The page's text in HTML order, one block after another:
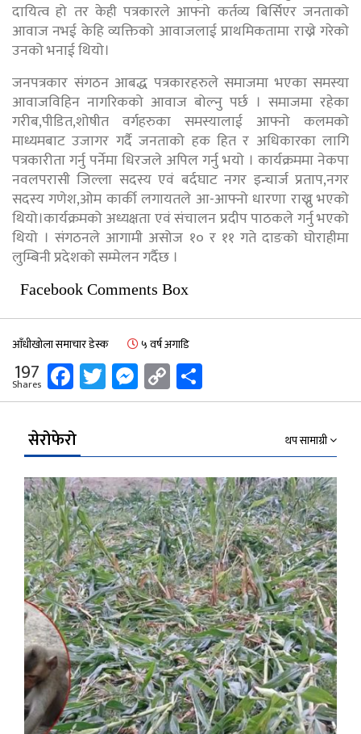
दायित्व हो तर केही पत्रकारले आफ्नो कर्तव्य बिर्सिएर जनताको
आवाज नभई केहि व्यक्तिको आवाजलाई प्राथमिकतामा राख्ने गरेको
उनको भनाई थियो।
जनपत्रकार संगठन आबद्ध पत्रकारहरुले समाजमा भएका समस्या
आवाजविहिन नागरिकको आवाज बोल्नु पर्छ । समाजमा रहेका
गरीब,पीडित,शोषीत वर्गहरुका समस्यालाई आफ्नो कलमको
माध्यमबाट उजागर गर्दै जनताको हक हित र अधिकारका लागि
पत्रकारीता गर्नु पर्नेमा धिरजले अपिल गर्नु भयो । कार्यक्रममा नेकपा
नवलपरासी जिल्ला सदस्य एवं बर्दघाट नगर इन्चार्ज प्रताप,नगर
सदस्य गणेश,ओम कार्की लगायतले आ-आफ्नो धारणा राख्नु भएको
थियो।कार्यक्रमको अध्यक्षता एवं संचालन प्रदीप पाठकले गर्नु भएको
थियो । संगठनले आगामी असोज १० र ११ गते दाङको घोराहीमा
लुम्बिनी प्रदेशको सम्मेलन गर्दैछ ।
Facebook Comments Box
आँधीखोला समाचार डेस्क ५ वर्ष अगाडि
197
Shares Facebook
Twitter
Messenger
Copy
Link
सेरोफेरो थप सामाग्री